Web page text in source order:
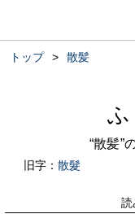
トップ > 散髪
“散髪”
旧字： 散髮
読